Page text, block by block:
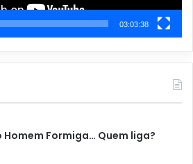
03:03:38
Homem Formiga… Quem liga?